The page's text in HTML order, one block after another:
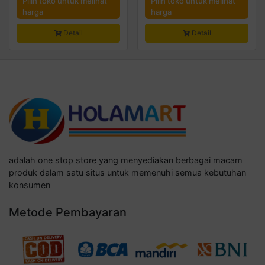
harga
Detail
harga
Detail
adalah one stop store yang menyediakan berbagai macam
produk dalam satu situs untuk memenuhi semua kebutuhan
konsumen
Metode Pembayaran